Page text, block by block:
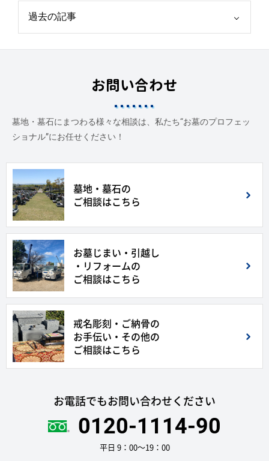
お問い合わせ
墓地・墓石にまつわる様々な相談は、私たち“お墓のプロフェッ
ショナル”にお任せください！
墓地・墓石の
ご相談はこちら
お墓じまい・引越し
・リフォームの
ご相談はこちら
戒名彫刻・ご納骨の
お手伝い・その他の
ご相談はこちら
お電話でもお問い合わせください
0120-1114-90
平日 9：00〜19：00